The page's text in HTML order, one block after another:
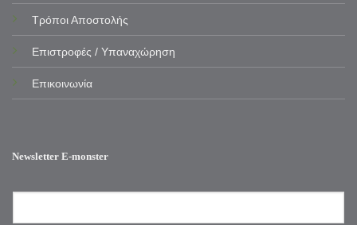
Τρόποι Αποστολής
Επιστροφές / Υπαναχώρηση
Επικοινωνία
Newsletter E-monster